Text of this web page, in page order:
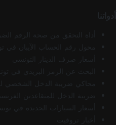
أدواتنا
أداة التحقق من صحة الرقم
محول رقم الحساب الآيبان في
أسعار صرف الدينار التونسي
البحث عن الرمز البريدي في
محاكي ضريبة الدخل الشخصي
ضريبة الدخل للمتقاعدين
أسعار السيارات الجديدة في
أخبار تروفيت